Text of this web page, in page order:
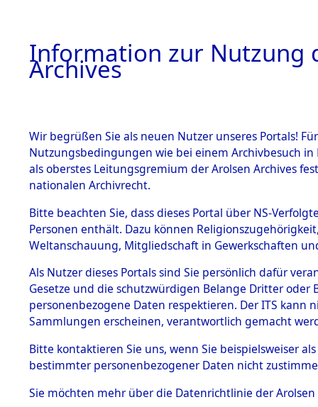
BESTÄNDE
1.
Inhaftierungsdoku
mente
1.2.9 Beim ITS
Effekten
1.2.9.1
Effekten aus
dem KZ
Dachau
1.2.9.2
Effekten aus
dem KZ
Bayerisches
0003
Information zur Nutzung
Archives
Wir begrüßen Sie als neuen Nutzer unseres Portals!
Nutzungsbedingungen wie bei einem Archivbesuch
als oberstes Leitungsgremium der Arolsen Archives
nationalen Archivrecht.
Bitte beachten Sie, dass dieses Portal über NS-
Personen enthält. Dazu können
Weltanschauung, Mitgliedschaft in Gewerkschaften
Als Nutzer dieses Portals sind Sie persönlich dafür
Gesetze und die schutzwürdigen Belange Dritter
personenbezogene Daten respektieren. Der ITS
Sammlungen erscheinen, verantwortlich gemacht
Bitte kontaktieren Sie uns, wenn Sie beispielsweiser
bestimmter personenbezogener Daten nicht
Sie möchten mehr über die Datenrichtlinie der Arolsen